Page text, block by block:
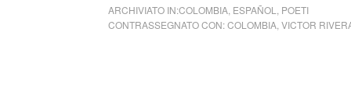
ARCHIVIATO IN:COLOMBIA ESPAÑOL
POETI
CONTRASSEGNATO CON:COLOMBIA VICTOR